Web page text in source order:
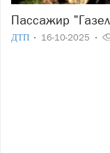
Пассажир
ДТП 16-10-2025